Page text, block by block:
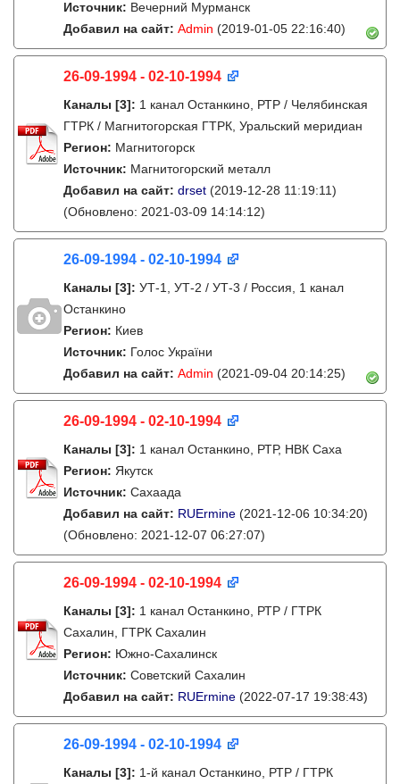
Источник: Вечерний Мурманск
Добавил на сайт: Admin (2019-01-05 22:16:40)
26-09-1994 - 02-10-1994
Каналы [3]: 1 канал Останкино, РТР / Челябинская
ГТРК / Магнитогорская ГТРК, Уральский меридиан
Регион: Магнитогорск
Источник: Магнитогорский металл
Добавил на сайт: drset (2019-12-28 11:19:11)
(Обновлено: 2021-03-09 14:14:12)
26-09-1994 - 02-10-1994
Каналы [3]: УТ-1, УТ-2 / УТ-3 / Россия, 1 канал
Останкино
Регион: Киев
Источник: Голос України
Добавил на сайт: Admin (2021-09-04 20:14:25)
26-09-1994 - 02-10-1994
Каналы [3]: 1 канал Останкино, РТР, НВК Саха
Регион: Якутск
Источник: Сахаада
Добавил на сайт: RUErmine (2021-12-06 10:34:20)
(Обновлено: 2021-12-07 06:27:07)
26-09-1994 - 02-10-1994
Каналы [3]: 1 канал Останкино, РТР / ГТРК
Сахалин, ГТРК Сахалин
Регион: Южно-Сахалинск
Источник: Советский Сахалин
Добавил на сайт: RUErmine (2022-07-17 19:38:43)
26-09-1994 - 02-10-1994
Каналы [3]: 1-й канал Останкино, РТР / ГТРК